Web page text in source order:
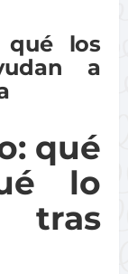
qué los
a
qué
lo
tras